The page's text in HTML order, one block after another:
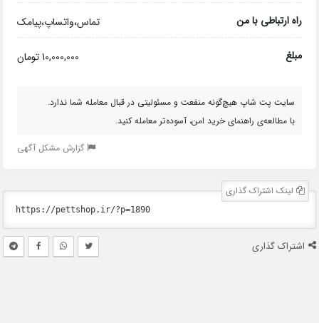
راه ارتباطی با من تماس،واتساپ،پیامک
مبلغ 10,000,000 تومان
سایت پت شاپ هیچ‌گونه منفعت و مسئولیتی در قبال معامله شما ندارد.
با مطالعه‌ی راهنمای خرید امن، آسوده‌تر معامله کنید.
گزارش مشکل آگهی
لینک اشتراک گذاری
اشتراک گذاری